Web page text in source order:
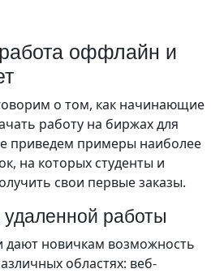
оффлайн и
о том, как начинающие
работу на биржах для
приведем примеры наиболее
на которых студенты и
свои первые заказы.
работы
дают новичкам возможность
областях: веб-